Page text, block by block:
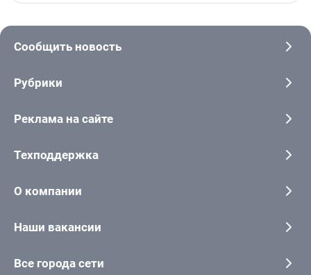
Сообщить новость
Рубрики
Реклама на сайте
Техподдержка
О компании
Наши вакансии
Все города сети